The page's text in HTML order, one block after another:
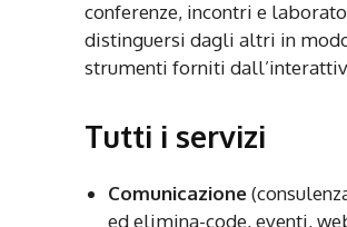
conferenze, incontri e
distinguersi dagli altri in
strumenti forniti
Tutti i servizi
Comunicazione
ed elimina-code, eventi,